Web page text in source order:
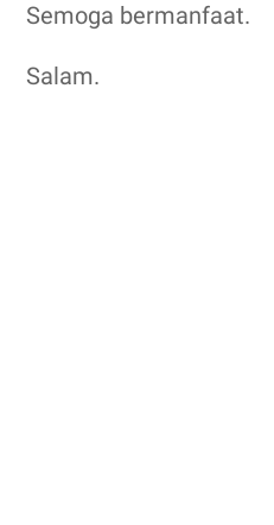
Semoga bermanfaat.
Salam.